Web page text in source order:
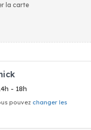
la carte
- 18h
pouvez changer les